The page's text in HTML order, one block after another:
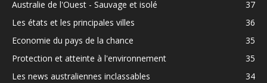
Australie de l'Ouest - Sauvage et isolé
37
Les états et les principales villes
36
Economie du pays de la chance
35
Protection et atteinte à l'environnement
35
Les news australiennes inclassables
34